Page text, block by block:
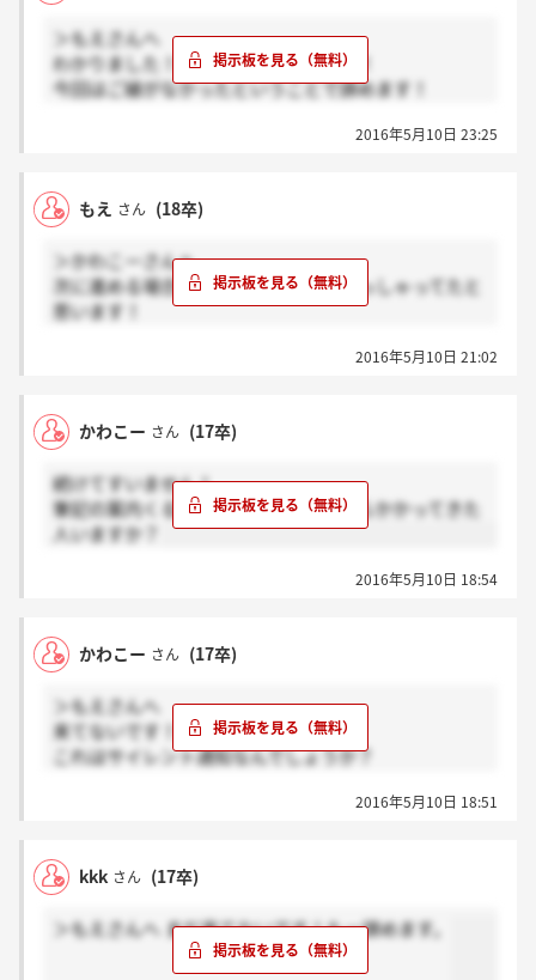
＞もえさんへ
わかりました！ありがとうございます！
今回はご縁がなかったということで諦めます！
2016年5月10日 23:25
もえ さん (18卒)
＞かわこーさんへ
次に進める場合のみ連絡をしますとおっしゃってたと
思います！
2016年5月10日 21:02
かわこー さん (17卒)
続けてすいません！
筆記の案内くる電話で、非通知番号からかかってきた
人いますか？
2016年5月10日 18:54
かわこー さん (17卒)
＞もえさんへ
来てないです！
これはサイレント通知なんでしょうか？
2016年5月10日 18:51
kkk さん (17卒)
＞もえさんへ まだ来てないです！もー諦めます。